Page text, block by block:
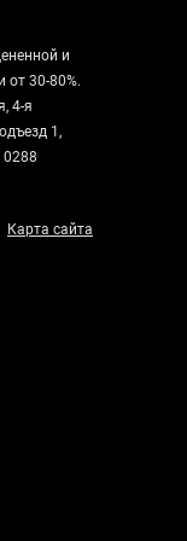
и
от 30-80%.
4-я
1,
0288
Карта сайта